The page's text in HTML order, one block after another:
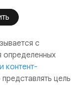
с
определенных
контент-
цель